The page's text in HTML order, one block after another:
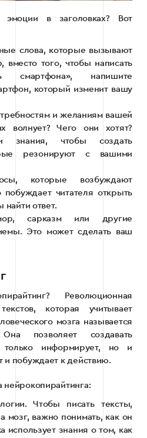
эмоции в заголовках? Вот
слова, которые вызывают
вместо того, чтобы написать
смартфона», напишите
который изменит вашу
и желаниям вашей
волнует? Чего они хотят?
знания, чтобы создать
резонируют с вашими
которые возбуждают
читателя открыть
найти ответ.
сарказм или другие
Это может сделать ваш
Революционная
которая учитывает
мозга называется
Она позволяет создавать
информирует, но и
и побуждает к действию.
нейрокопирайтинга:
Чтобы писать тексты,
мозг, важно понимать, как он
использует знания о том, как